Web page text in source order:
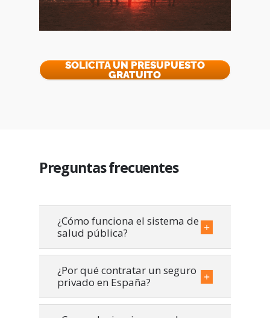
SOLICITA UN PRESUPUESTO
GRATUITO
Preguntas frecuentes
¿Cómo funciona el sistema de
salud pública?
¿Por qué contratar un seguro
privado en España?